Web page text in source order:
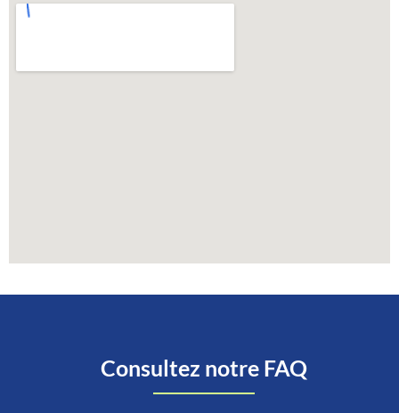
Consultez notre FAQ